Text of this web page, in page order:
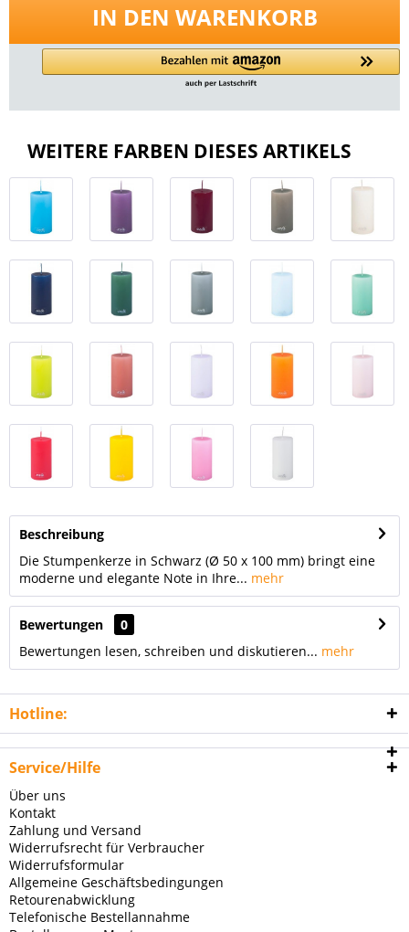
IN DEN WARENKORB
WEITERE FARBEN DIESES ARTIKELS
Beschreibung
Die Stumpenkerze in Schwarz (Ø 50 x 100 mm) bringt eine
moderne und elegante Note in Ihre... mehr
Bewertungen
0
Bewertungen lesen, schreiben und diskutieren... mehr
Hotline:
Service/Hilfe
Über uns
Kontakt
Zahlung und Versand
Widerrufsrecht für Verbraucher
Widerrufsformular
Allgemeine Geschäftsbedingungen
Retourenabwicklung
Telefonische Bestellannahme